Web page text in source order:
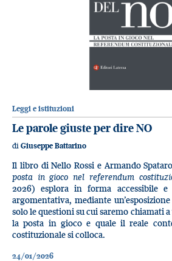
Leggi e istituzioni
Le parole giuste per dire NO
di Giuseppe Battarino
Il libro di Nello Rossi e Armando
posta in gioco nel referendum
2026) esplora in forma accessibile e
argomentativa, mediante
solo le questioni su cui saremo chiamati
la posta in gioco e quale il reale
costituzionale si colloca.
24/01/2026